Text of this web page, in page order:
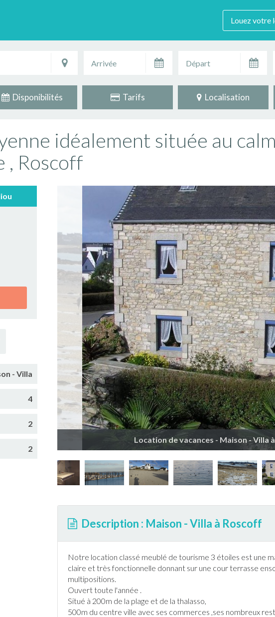
Louez votre
Disponibilités Tarifs Localisation
idéalement située au
Roscoff
- Villa
4
2
2
Location de vacances - Maison - Villa
Description : Maison - Villa à Roscoff
Notre location classé meublé de tourisme 3 étoiles est une
claire et très fonctionnelle donnant sur une courterrasse
multipositions.
Ouvert toute l'année .
Situé à 200m de la plage et de la thalasso,
500m du centre ville avec ses commerces ,ses nombreux